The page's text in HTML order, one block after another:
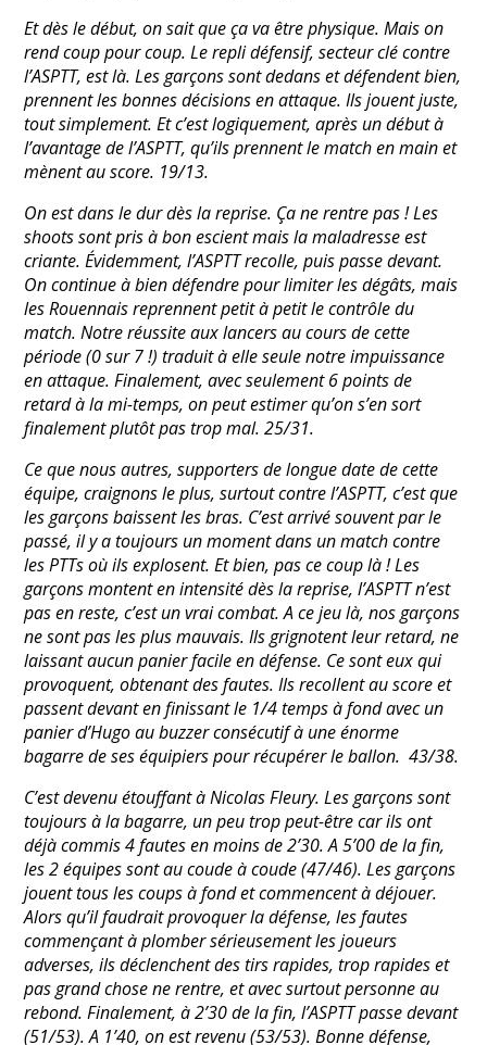
Et dès le début, on sait que ça va être physique. Mais on
rend coup pour coup. Le repli défensif, secteur clé contre
l’ASPTT, est là. Les garçons sont dedans et défendent bien,
prennent les bonnes décisions en attaque. Ils jouent juste,
tout simplement. Et c’est logiquement, après un début à
l’avantage de l’ASPTT, qu’ils prennent le match en main et
mènent au score. 19/13.
On est dans le dur dès la reprise. Ça ne rentre pas ! Les
shoots sont pris à bon escient mais la maladresse est
criante. Évidemment, l’ASPTT recolle, puis passe devant.
On continue à bien défendre pour limiter les dégâts, mais
les Rouennais reprennent petit à petit le contrôle du
match. Notre réussite aux lancers au cours de cette
période (0 sur 7 !) traduit à elle seule notre impuissance
en attaque. Finalement, avec seulement 6 points de
retard à la mi-temps, on peut estimer qu’on s’en sort
finalement plutôt pas trop mal. 25/31.
Ce que nous autres, supporters de longue date de cette
équipe, craignons le plus, surtout contre l’ASPTT, c’est que
les garçons baissent les bras. C’est arrivé souvent par le
passé, il y a toujours un moment dans un match contre
les PTTs où ils explosent. Et bien, pas ce coup là ! Les
garçons montent en intensité dès la reprise, l’ASPTT n’est
pas en reste, c’est un vrai combat. A ce jeu là, nos garçons
ne sont pas les plus mauvais. Ils grignotent leur retard, ne
laissant aucun panier facile en défense. Ce sont eux qui
provoquent, obtenant des fautes. Ils recollent au score et
passent devant en finissant le 1/4 temps à fond avec un
panier d’Hugo au buzzer consécutif à une énorme
bagarre de ses équipiers pour récupérer le ballon. 43/38.
C’est devenu étouffant à Nicolas Fleury. Les garçons sont
toujours à la bagarre, un peu trop peut-être car ils ont
déjà commis 4 fautes en moins de 2’30. A 5’00 de la fin,
les 2 équipes sont au coude à coude (47/46). Les garçons
jouent tous les coups à fond et commencent à déjouer.
Alors qu’il faudrait provoquer la défense, les fautes
commençant à plomber sérieusement les joueurs
adverses, ils déclenchent des tirs rapides, trop rapides et
pas grand chose ne rentre, et avec surtout personne au
rebond. Finalement, à 2’30 de la fin, l’ASPTT passe devant
(51/53). A 1’40, on est revenu (53/53). Bonne défense,